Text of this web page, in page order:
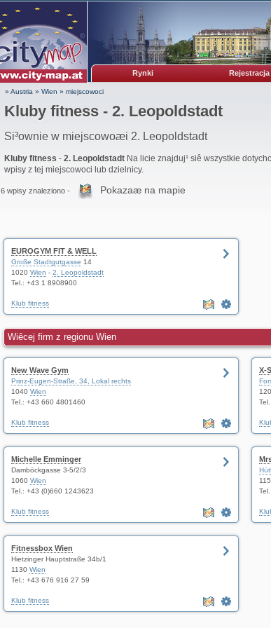
Rynki
» Austria » Wien » miejscowoci
Kluby fitness - 2. Leopoldstadt
Si³ownie w miejscowoæi 2. Leopoldstadt
Kluby fitness - 2. LeopoldstadtNa licie znajduj¹ siê wszystkie
wpisy z tej miejscowoci lub dzielnicy.
6 wpisy znaleziono - Pokazaæ na mapie
EUROGYM FIT & WELL
Große Stadtgutgasse 14
1020 Wien - 2. Leopoldstadt
Tel.: +43 1 8908900
Klub fitness
Wiêcej firm z regionu Wien
New Wave Gym
Prinz-Eugen-Straße, 34, Lokal rechts
1040 Wien
Tel.: +43 660 4801460
Klub fitness
X-
Tel.:
Michelle Emminger
Damböckgasse 3-5/2/3
1060 Wien
Tel.: +43 (0)660 1243623
Klub fitness
Tel.:
Fitnessbox Wien
Hietzinger Hauptstraße 34b/1
1130 Wien
Tel.: +43 676 916 27 59
Klub fitness